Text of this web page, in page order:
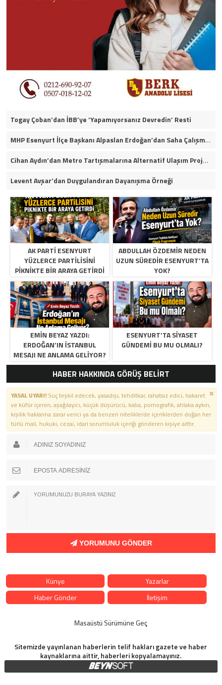
Togay Çoban’dan İBB’ye ‘Yapamıyorsanız Devredin’ Resti
MHP Esenyurt İlçe Başkanı Alpaslan Erdoğan’dan Saha Çalışmaları ve Yerel Gündeme İlişkin Açıklamalar
Cihan Aydın’dan Metro Tartışmalarına Alternatif Ulaşım Projesi
Levent Avşar’dan Duygulandıran Dayanışma Örneği
AK PARTI ESENYURT
YÜZLERCE PARTILISINI
PIKNIKTE BIR ARAYA GETIRDI
ABDULLAH ÖZDEMIR NEDEN
UZUN SÜREDIR ESENYURT’TA
YOK?
EMIN BEYAZ YAZDI:
ERDOĞAN’IN İSTANBUL
MESAJI NE ANLAMA GELIYOR?
ESENYURT’TA SIYASET
GÜNDEMI BU MU OLMALI?
HABER HAKKINDA GÖRÜŞ BELİRT
YASAL UYARI! Suç teşkil edecek, yasadışı, tehditkar, rahatsız edici, hakaret
ve küfür içeren, aşağılayıcı, küçük düşürücü, kaba, pornografik, ahlaka aykırı,
kişilik haklarına zarar verici ya da benzeri niteliklerde içeriklerden doğan her
türlü mali, hukuki, cezai, idari sorumluluk içeriği gönderen kişiye aittir.
YORUMUNU GÖNDER
Künye
Yazarlar
Haber Gönder
İletişim
Masaüstü Sürümüne Geç
Sitemizde yayınlanan haberlerin telif hakları gazete ve haber
kaynaklarına aittir, haberleri kopyalamayınız.